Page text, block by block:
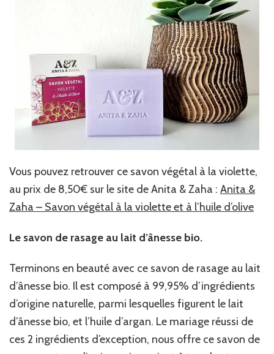
Vous pouvez retrouver ce savon végétal à la violette,
au prix de 8,50€ sur le site de Anita & Zaha : Anita &
Zaha – Savon végétal à la violette et à l’huile d’olive
Le savon de rasage au lait d’ânesse bio.
Terminons en beauté avec ce savon de rasage au lait
d’ânesse bio. Il est composé à 99,95% d’ingrédients
d’origine naturelle, parmi lesquelles figurent le lait
d’ânesse bio, et l’huile d’argan. Le mariage réussi de
ces 2 ingrédients d’exception, nous offre ce savon de